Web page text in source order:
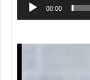
00:00